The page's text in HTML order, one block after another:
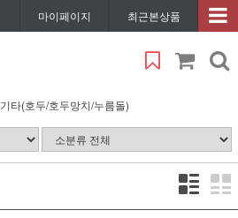
마이페이지 최근본상품
기타(호두/호두망치/누름돌)